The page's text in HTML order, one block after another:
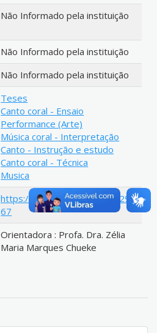
Não Informado pela instituição
Não Informado pela instituição
Não Informado pela instituição
Teses
Canto coral - Ensaio
Performance (Arte)
Música coral - Interpretação
Canto - Instrução e estudo
Canto coral - Técnica
Musica
https://hdl.handle.net/1884/293
67
Orientadora : Profa. Dra. Zélia
Maria Marques Chueke